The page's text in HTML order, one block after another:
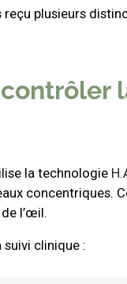
reçu plusieurs
la technologie
concentriques.
l’œil.
clinique :